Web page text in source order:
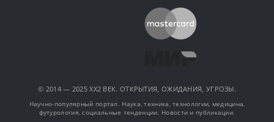
© 2014 — 2025 XX2 ВЕК. ОТКРЫТИЯ, ОЖИДАНИЯ, УГРОЗЫ.
Научно-популярный портал. Наука, техника, технологии, медицина,
футурология, социальные тенденции. Новости и публикации.